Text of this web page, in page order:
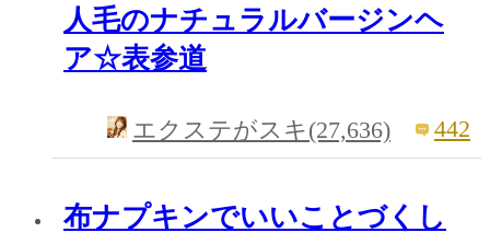
人毛のナチュラルバージンヘ
ア☆表参道
エクステがスキ(27,636) 442
布ナプキンでいいことづくし